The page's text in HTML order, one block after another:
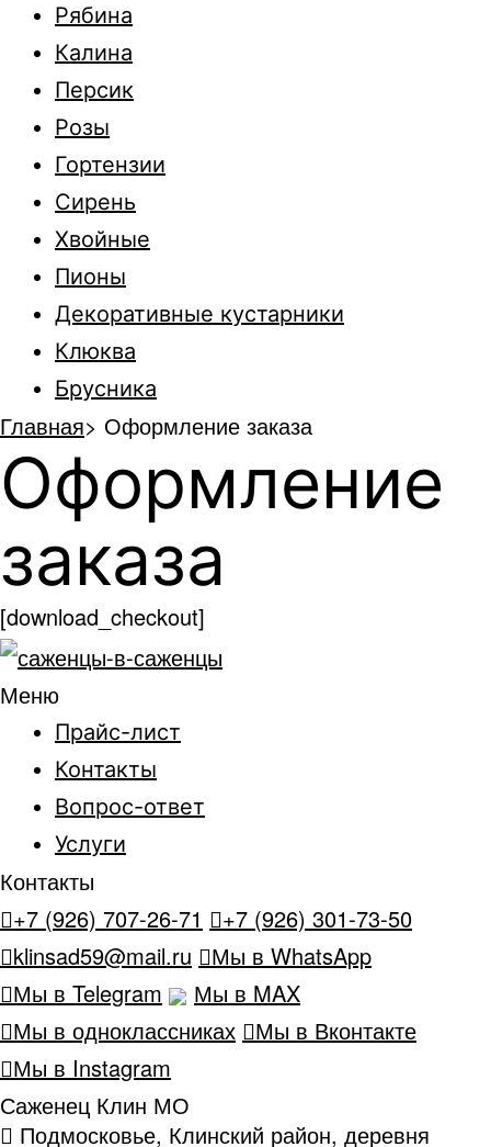
Рябина
Калина
Персик
Розы
Гортензии
Сирень
Хвойные
Пионы
Декоративные кустарники
Клюква
Брусника
Главная> Оформление заказа
Оформление
заказа
[download_checkout]
Меню
Прайс-лист
Контакты
Вопрос-ответ
Услуги
Контакты
+7 (926) 707-26-71
+7 (926) 301-73-50
klinsad59@mail.ru
Мы в WhatsApp
Мы в Telegram
Мы в MAX
Мы в одноклассниках
Мы в Вконтакте
Мы в Instagram
Саженец Клин МО
Подмосковье, Клинский район, деревня